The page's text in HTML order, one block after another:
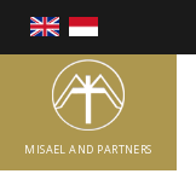
MISAEL AND PARTNERS